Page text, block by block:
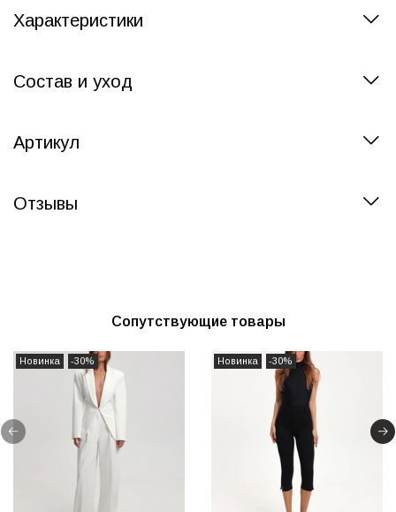
Характеристики
Состав и уход
Артикул
Отзывы
Сопутствующие товары
Новинка -30% Новинка -30%